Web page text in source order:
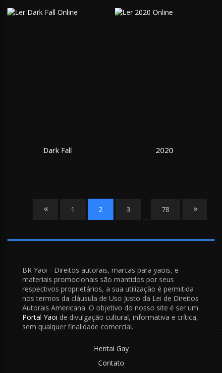
Dark Fall 2020
« 1 2
3
…
78 »
BR Yaoi - Direitos autorais, marcas para yaois, e
materiais promocionais são mantidos por seus
respectivos proprietários, a sua utilização é permitida
nos termos da cláusula de Uso Justo da Lei de Direitos
Autorais Americana. O objetivo do nosso site é ser um
Portal Yaoi de divulgação cultural, informativa e crítica,
sem qualquer finalidade comercial.
Hentai Gay
Contato